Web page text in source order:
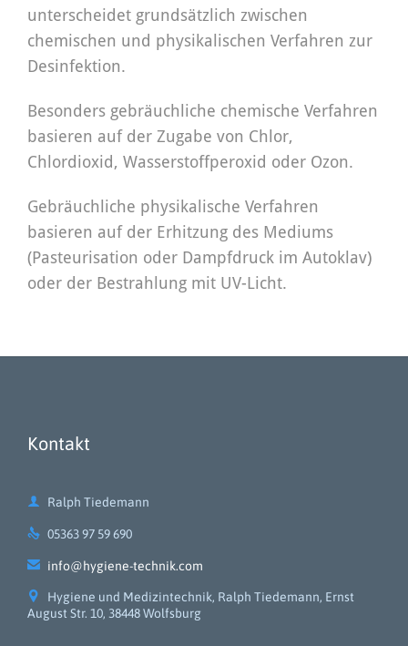
unterscheidet grundsätzlich zwischen
chemischen und physikalischen Verfahren zur
Desinfektion.
Besonders gebräuchliche chemische Verfahren
basieren auf der Zugabe von Chlor,
Chlordioxid, Wasserstoffperoxid oder Ozon.
Gebräuchliche physikalische Verfahren
basieren auf der Erhitzung des Mediums
(Pasteurisation oder Dampfdruck im Autoklav)
oder der Bestrahlung mit UV-Licht.
Kontakt
 Ralph Tiedemann
 05363 97 59 690
 info@hygiene-technik.com

Hygiene und Medizintechnik, Ralph Tiedemann, Ernst
August Str. 10, 38448 Wolfsburg